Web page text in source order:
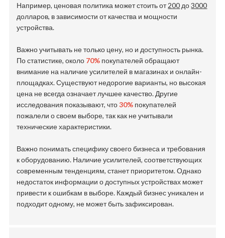
Например, ценовая политика может стоить от200 до3000
долларов, в зависимости от качества и мощности
устройства.
Важно учитывать не только цену, но и доступность рынка.
По статистике, около 70% покупателей обращают
внимание на наличие усилителей в магазинах и онлайн-
площадках. Существуют недорогие варианты, но высокая
цена не всегда означает лучшее качество. Другие
исследования показывают, что30% покупателей
пожалели о своем выборе, так как не учитывали
технические характеристики.
Важно понимать специфику своего бизнеса и требования
к оборудованию. Наличие усилителей, соответствующих
современным тенденциям, станет приоритетом. Однако
недостаток информации о доступных устройствах может
привести к ошибкам в выборе. Каждый бизнес уникален и
подходит одному, не может быть зафиксирован.